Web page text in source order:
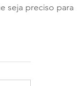
seja preciso para